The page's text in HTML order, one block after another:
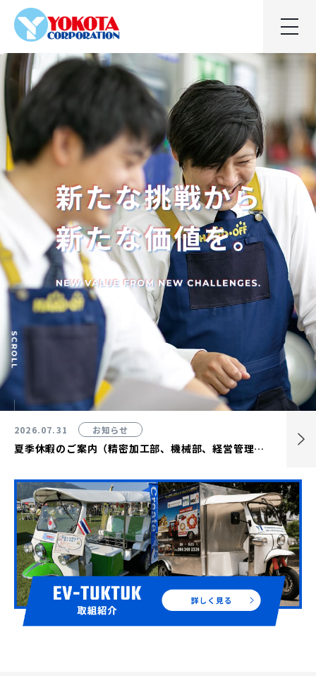
2026.07.31 お知らせ
夏季休暇のご案内（精密加工部、機械部、経営管理部）
2026.07.07 お知らせ
令和7年度 第59回安全運転コンクール 会長賞を受賞しました
2026.07.01 お知らせ
【イベントのご案内】7月18日(土)・19日(日)「HRWC2026」開催！